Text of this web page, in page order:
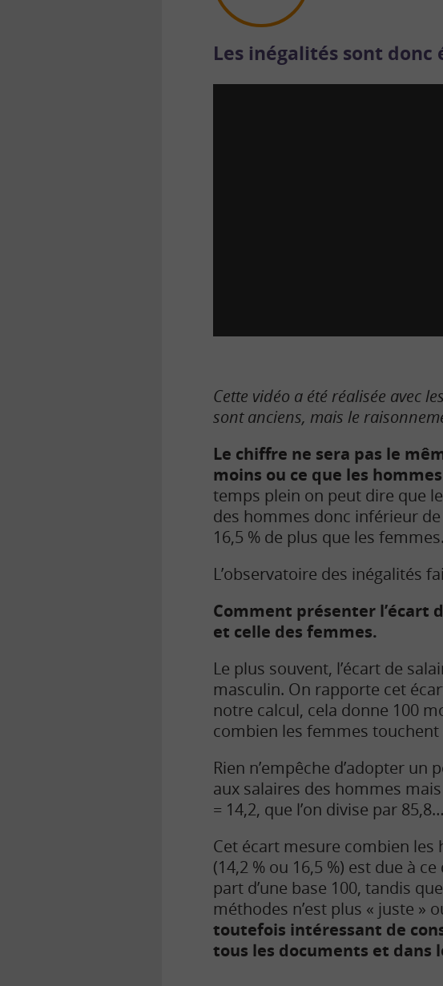
Les inégalités sont
Cette vidéo a été réalisée avec
sont anciens, mais le
Le chiffre ne sera pas le
moins ou ce que les
temps plein on peut dire que
des hommes donc inférieur
16,5 % de plus que les femmes.
L’observatoire des inégalités
Comment présenter l’écart
et celle des femmes.
Le plus souvent, l’écart de
masculin. On rapporte cet
notre calcul, cela donne 100
combien les femmes
Rien n’empêche d’adopter
aux salaires des hommes
= 14,2, que l’on divise par
Cet écart mesure combien
(14,2 % ou 16,5 %) est due à ce
part d’une base 100, tandis
méthodes n’est plus « juste »
toutefois intéressant de
tous les documents et dans